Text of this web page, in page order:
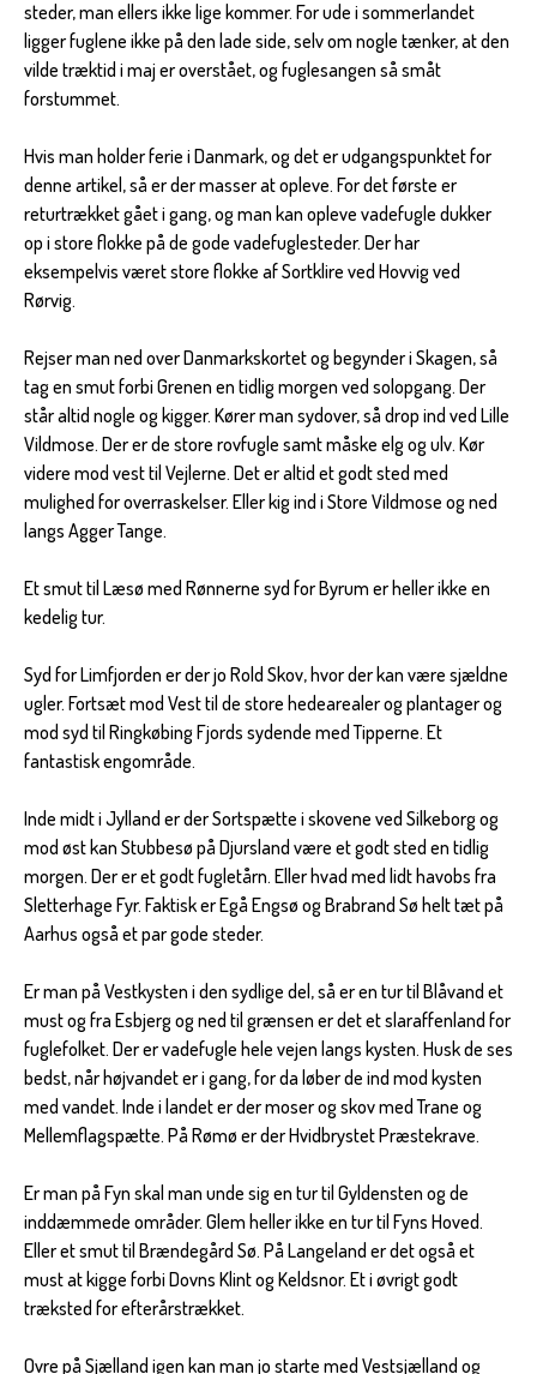
steder, man ellers ikke lige kommer. For ude i sommerlandet
ligger fuglene ikke på den lade side, selv om nogle tænker, at den
vilde træktid i maj er overstået, og fuglesangen så småt
forstummet.
Hvis man holder ferie i Danmark, og det er udgangspunktet for
denne artikel, så er der masser at opleve. For det første er
returtrækket gået i gang, og man kan opleve vadefugle dukker
op i store flokke på de gode vadefuglesteder. Der har
eksempelvis været store flokke af Sortklire ved Hovvig ved
Rørvig.
Rejser man ned over Danmarkskortet og begynder i Skagen, så
tag en smut forbi Grenen en tidlig morgen ved solopgang. Der
står altid nogle og kigger. Kører man sydover, så drop ind ved Lille
Vildmose. Der er de store rovfugle samt måske elg og ulv. Kør
videre mod vest til Vejlerne. Det er altid et godt sted med
mulighed for overraskelser. Eller kig ind i Store Vildmose og ned
langs Agger Tange.
Et smut til Læsø med Rønnerne syd for Byrum er heller ikke en
kedelig tur.
Syd for Limfjorden er der jo Rold Skov, hvor der kan være sjældne
ugler. Fortsæt mod Vest til de store hedearealer og plantager og
mod syd til Ringkøbing Fjords sydende med Tipperne. Et
fantastisk engområde.
Inde midt i Jylland er der Sortspætte i skovene ved Silkeborg og
mod øst kan Stubbesø på Djursland være et godt sted en tidlig
morgen. Der er et godt fugletårn. Eller hvad med lidt havobs fra
Sletterhage Fyr. Faktisk er Egå Engsø og Brabrand Sø helt tæt på
Aarhus også et par gode steder.
Er man på Vestkysten i den sydlige del, så er en tur til Blåvand et
must og fra Esbjerg og ned til grænsen er det et slaraffenland for
fuglefolket. Der er vadefugle hele vejen langs kysten. Husk de ses
bedst, når højvandet er i gang, for da løber de ind mod kysten
med vandet. Inde i landet er der moser og skov med Trane og
Mellemflagspætte. På Rømø er der Hvidbrystet Præstekrave.
Er man på Fyn skal man unde sig en tur til Gyldensten og de
inddæmmede områder. Glem heller ikke en tur til Fyns Hoved.
Eller et smut til Brændegård Sø. På Langeland er det også et
must at kigge forbi Dovns Klint og Keldsnor. Et i øvrigt godt
træksted for efterårstrækket.
Ovre på Sjælland igen kan man jo starte med Vestsjælland og